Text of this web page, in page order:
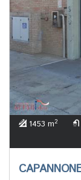
1453 m2